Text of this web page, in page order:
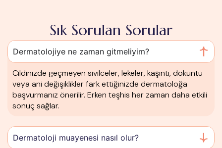
Sık Sorulan Sorular
Dermatolojiye ne zaman gitmeliyim?
Cildinizde geçmeyen sivilceler, lekeler, kaşıntı, döküntü
veya ani değişiklikler fark ettiğinizde dermatoloğa
başvurmanız önerilir. Erken teşhis her zaman daha etkili
sonuç sağlar.
Dermatoloji muayenesi nasıl olur?